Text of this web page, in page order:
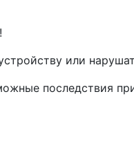
или
последствия